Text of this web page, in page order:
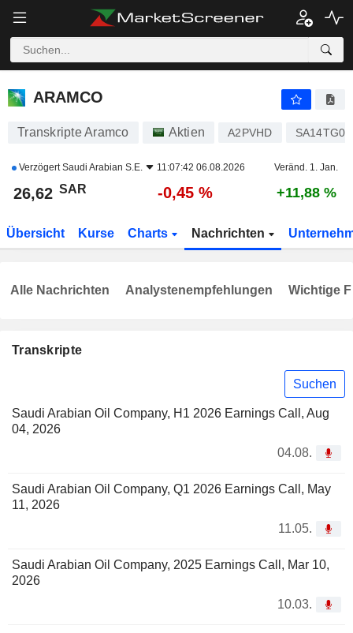
ARAMCO
ARAMCO
Transkripte Aramco Aktien A2PVHD
VerzögertSaudi Arabian S.E. 11:07:42 06.08.2026 Veränd. 1. Jan.
26,62 SAR -0,45 % +11,88 %
Übersicht Kurse Charts Nachrichten
Transkripte
Suchen
Saudi Arabian Oil Company, H1 2026 Earnings Call, Aug
04, 2026
04.08.
Saudi Arabian Oil Company, Q1 2026 Earnings Call, May
11, 2026
11.05.
Saudi Arabian Oil Company, 2025 Earnings Call, Mar 10,
2026
10.03.
Alle Nachrichten Analystenempfehlungen Wichtige